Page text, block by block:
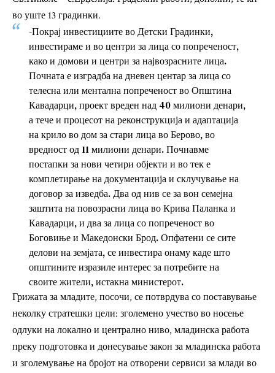
во уште 13 градинки.
-Покрај инвестициите во Детски Градинки,
инвестираме и во центри за лица со попреченост,
како и домови и центри за највозрасните лица.
Почната е изградба на дневен центар за лица со
телесна или ментална попреченост во Општина
Кавадарци, проект вреден над 40 милиони денари,
а тече и процесот на реконструкција и адаптација
на крило во дом за стари лица во Берово, во
вредност од 11 милиони денари. Почнавме
постапки за нови четири објекти и во тек е
комплетирање на документација и склучување на
договор за изведба. Два од нив се за вон семејна
заштита на повозрасни лица во Крива Паланка и
Кавадарци, и два за лица со попреченост во
Боговиње и Македонски Брод. Опфатени се сите
делови на земјата, се инвестира онаму каде што
општините изразиле интерес за потребите на
своите жители, истакна министерот.
Грижата за младите, посочи, се потврдува со поставување
неколку стратешки цели: зголемено учество во носење
одлуки на локално и централно ниво, младинска работа
преку подготовка и донесување закон за младинска работа
и зголемување на бројот на отворени сервиси за млади во